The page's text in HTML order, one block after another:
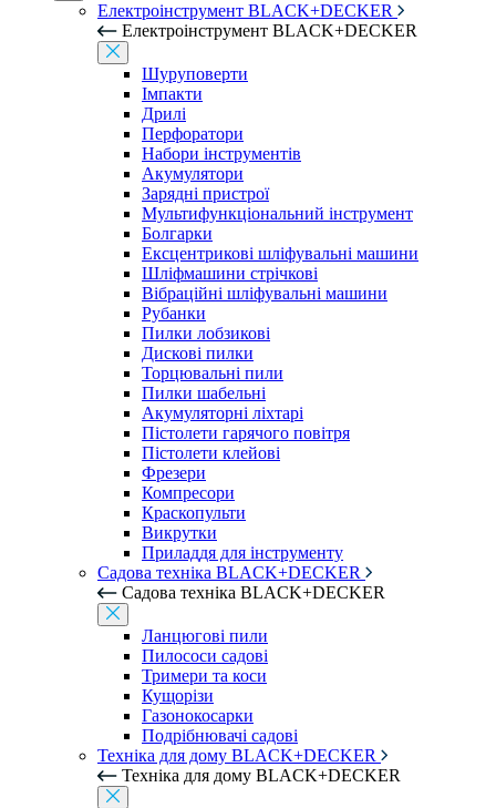
Електроінструмент BLACK+DECKER
Електроінструмент BLACK+DECKER
Шуруповерти
Імпакти
Дрилі
Перфоратори
Набори інструментів
Акумулятори
Зарядні пристрої
Мультифункціональний інструмент
Болгарки
Ексцентрикові шліфувальні машини
Шліфмашини стрічкові
Вібраційні шліфувальні машини
Рубанки
Пилки лобзикові
Дискові пилки
Торцювальні пили
Пилки шабельні
Акумуляторні ліхтарі
Пістолети гарячого повітря
Пістолети клейові
Фрезери
Компресори
Краскопульти
Викрутки
Приладдя для інструменту
Садова техніка BLACK+DECKER
Садова техніка BLACK+DECKER
Ланцюгові пили
Пилососи садові
Тримери та коси
Кущорізи
Газонокосарки
Подрібнювачі садові
Техніка для дому BLACK+DECKER
Техніка для дому BLACK+DECKER